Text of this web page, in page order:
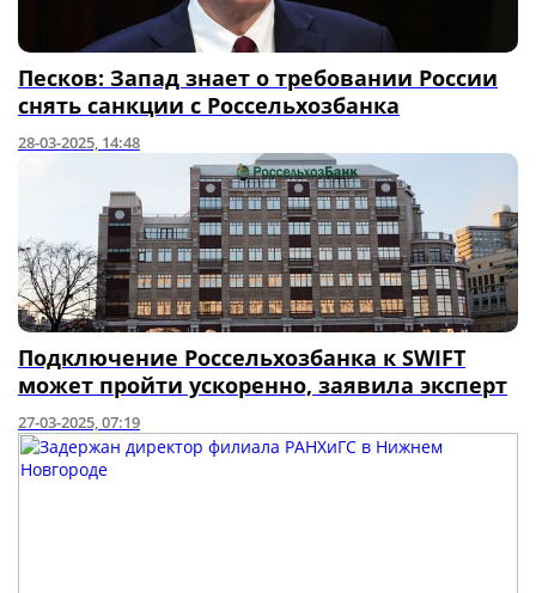
Песков: Запад знает о требовании России
снять санкции с Россельхозбанка
28-03-2025, 14:48
Подключение Россельхозбанка к SWIFT
может пройти ускоренно, заявила эксперт
27-03-2025, 07:19